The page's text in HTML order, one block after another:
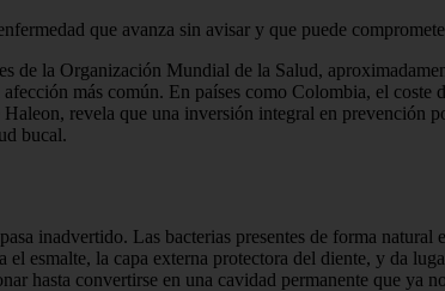
que avanza sin avisar y que puede
de la Organización Mundial de la Salud,
más común. En países como Colombia, el
revela que una inversión integral en prevención
bucal.
inadvertido. Las bacterias presentes de forma
esmalte, la capa externa protectora del diente, y da
hasta convertirse en una cavidad permanente que ya